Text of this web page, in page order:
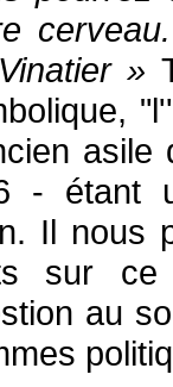
»
asile
- étant
Il nous
sur ce
au